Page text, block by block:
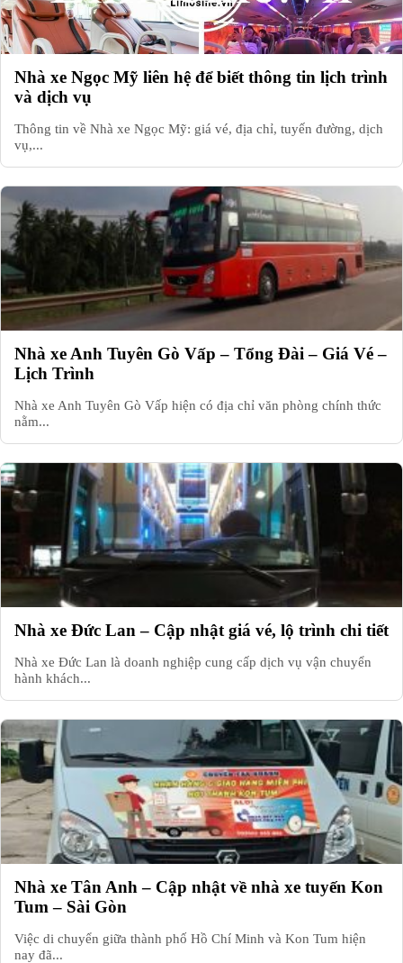
Nhà xe Ngọc Mỹ liên hệ để biết thông tin lịch trình
và dịch vụ
Thông tin về Nhà xe Ngọc Mỹ: giá vé, địa chỉ, tuyến đường, dịch
vụ,...
Nhà xe Anh Tuyên Gò Vấp – Tổng Đài – Giá Vé –
Lịch Trình
Nhà xe Anh Tuyên Gò Vấp hiện có địa chỉ văn phòng chính thức
nằm...
Nhà xe Đức Lan – Cập nhật giá vé, lộ trình chi tiết
Nhà xe Đức Lan là doanh nghiệp cung cấp dịch vụ vận chuyển
hành khách...
Nhà xe Tân Anh – Cập nhật về nhà xe tuyến Kon
Tum – Sài Gòn
Việc di chuyển giữa thành phố Hồ Chí Minh và Kon Tum hiện
nay đã...